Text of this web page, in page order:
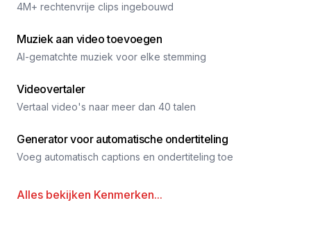
4M+ rechtenvrije clips ingebouwd
Muziek aan video toevoegen
AI-gematchte muziek voor elke stemming
Videovertaler
Vertaal video's naar meer dan 40 talen
Generator voor automatische ondertiteling
Voeg automatisch captions en ondertiteling toe
Alles bekijken Kenmerken...